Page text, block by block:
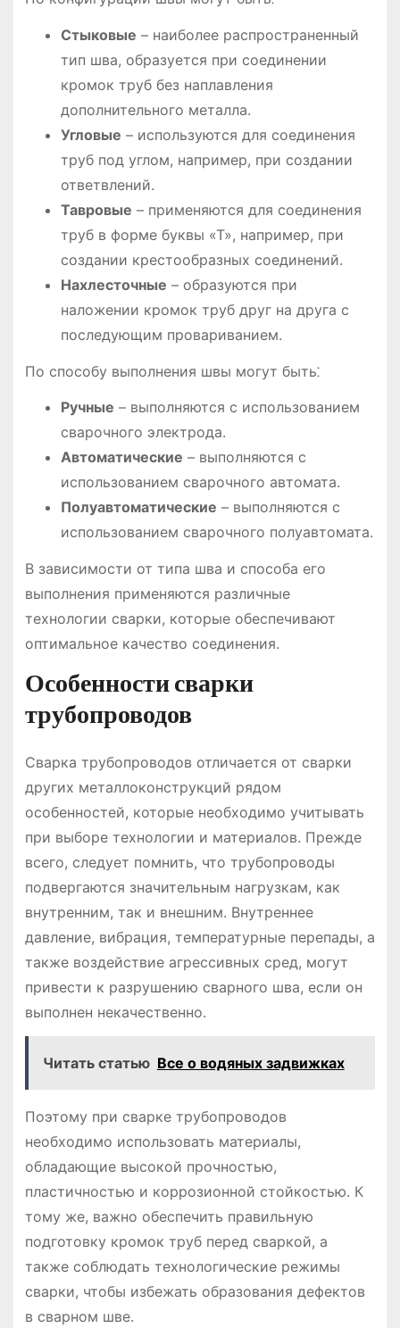
Стыковые – наиболее распространенный
тип шва, образуется при соединении
кромок труб без наплавления
дополнительного металла.
Угловые – используются для соединения
труб под углом, например, при создании
ответвлений.
Тавровые – применяются для соединения
труб в форме буквы «Т», например, при
создании крестообразных соединений.
Нахлесточные – образуются при
наложении кромок труб друг на друга с
последующим провариванием.
По способу выполнения швы могут быть⁚
Ручные – выполняются с использованием
сварочного электрода.
Автоматические – выполняются с
использованием сварочного автомата.
Полуавтоматические – выполняются с
использованием сварочного полуавтомата.
В зависимости от типа шва и способа его
выполнения применяются различные
технологии сварки, которые обеспечивают
оптимальное качество соединения.
Особенности сварки
трубопроводов
Сварка трубопроводов отличается от сварки
других металлоконструкций рядом
особенностей, которые необходимо учитывать
при выборе технологии и материалов. Прежде
всего, следует помнить, что трубопроводы
подвергаются значительным нагрузкам, как
внутренним, так и внешним. Внутреннее
давление, вибрация, температурные перепады, а
также воздействие агрессивных сред, могут
привести к разрушению сварного шва, если он
выполнен некачественно.
Читать статью Все о водяных задвижках
Поэтому при сварке трубопроводов
необходимо использовать материалы,
обладающие высокой прочностью,
пластичностью и коррозионной стойкостью. К
тому же, важно обеспечить правильную
подготовку кромок труб перед сваркой, а
также соблюдать технологические режимы
сварки, чтобы избежать образования дефектов
в сварном шве.